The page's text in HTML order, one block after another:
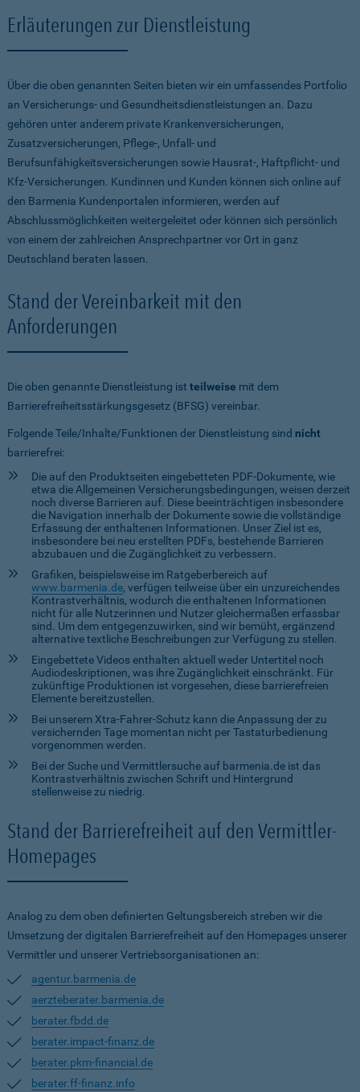
Erläuterungen zur Dienstleistung
Über die oben genannten Seiten bieten wir ein umfassendes Portfolio
an Versicherungs- und Gesundheitsdienstleistungen an. Dazu
gehören unter anderem private Krankenversicherungen,
Zusatzversicherungen, Pflege-, Unfall- und
Berufsunfähigkeitsversicherungen sowie Hausrat-, Haftpflicht- und
Kfz-Versicherungen. Kundinnen und Kunden können sich online auf
den Barmenia Kundenportalen informieren, werden auf
Abschlussmöglichkeiten weitergeleitet oder können sich persönlich
von einem der zahlreichen Ansprechpartner vor Ort in ganz
Deutschland beraten lassen.
Stand der Vereinbarkeit mit den
Anforderungen
Die oben genannte Dienstleistung ist teilweise mit dem
Barrierefreiheitsstärkungsgesetz (BFSG) vereinbar.
Folgende Teile/Inhalte/Funktionen der Dienstleistung sind nicht
barrierefrei:
Die auf den Produktseiten eingebetteten PDF-Dokumente, wie
etwa die Allgemeinen Versicherungsbedingungen, weisen derzeit
noch diverse Barrieren auf. Diese beeinträchtigen insbesondere
die Navigation innerhalb der Dokumente sowie die vollständige
Erfassung der enthaltenen Informationen. Unser Ziel ist es,
insbesondere bei neu erstellten PDFs, bestehende Barrieren
abzubauen und die Zugänglichkeit zu verbessern.
Grafiken, beispielsweise im Ratgeberbereich auf
www.barmenia.de, verfügen teilweise über ein unzureichendes
Kontrastverhältnis, wodurch die enthaltenen Informationen
nicht für alle Nutzerinnen und Nutzer gleichermaßen erfassbar
sind. Um dem entgegenzuwirken, sind wir bemüht, ergänzend
alternative textliche Beschreibungen zur Verfügung zu stellen.
Eingebettete Videos enthalten aktuell weder Untertitel noch
Audiodeskriptionen, was ihre Zugänglichkeit einschränkt. Für
zukünftige Produktionen ist vorgesehen, diese barrierefreien
Elemente bereitzustellen.
Bei unserem Xtra-Fahrer-Schutz kann die Anpassung der zu
versichernden Tage momentan nicht per Tastaturbedienung
vorgenommen werden.
Bei der Suche und Vermittlersuche auf barmenia.de ist das
Kontrastverhältnis zwischen Schrift und Hintergrund
stellenweise zu niedrig.
Stand der Barrierefreiheit auf den Vermittler-
Homepages
Analog zu dem oben definierten Geltungsbereich streben wir die
Umsetzung der digitalen Barrierefreiheit auf den Homepages unserer
Vermittler und unserer Vertriebsorganisationen an:
agentur.barmenia.de
aerzteberater.barmenia.de
berater.fbdd.de
berater.impact-finanz.de
berater.pkm-financial.de
berater.ff-finanz.info